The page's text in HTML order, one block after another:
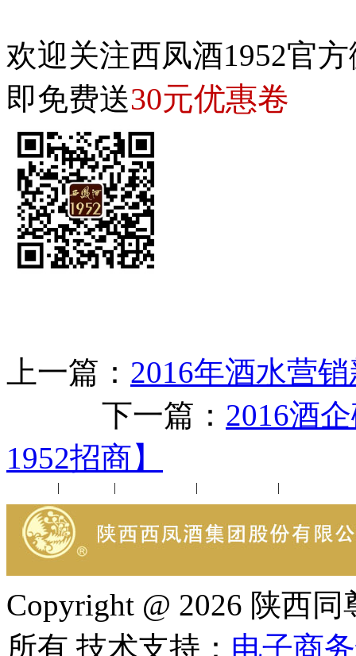
欢迎关注西凤酒1952官
即免费送30元优惠卷
上一篇： 2016年酒水营
下一篇： 2016酒
1952招商】
| | | |
Copyright @ 2026 陕西
所有 技术支持： 电子商